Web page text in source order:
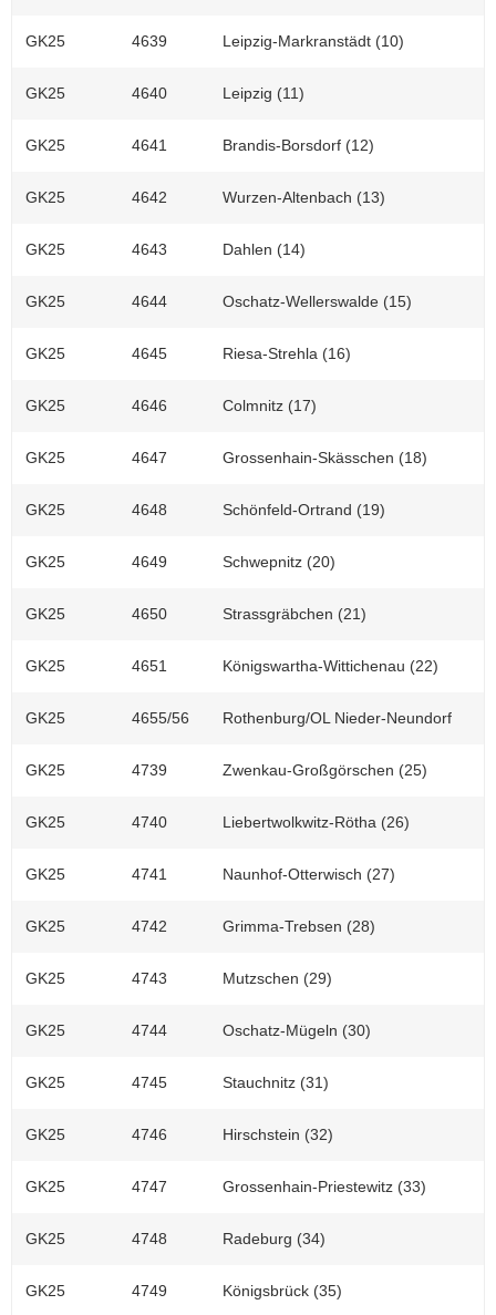
GK25 4639 Leipzig-Markranstädt (10)
GK25 4640 Leipzig (11)
GK25 4641 Brandis-Borsdorf (12)
GK25 4642 Wurzen-Altenbach (13)
GK25 4643 Dahlen (14)
GK25 4644 Oschatz-Wellerswalde (15)
GK25 4645 Riesa-Strehla (16)
GK25 4646 Colmnitz (17)
GK25 4647 Grossenhain-Skässchen (18)
GK25 4648 Schönfeld-Ortrand (19)
GK25 4649 Schwepnitz (20)
GK25 4650 Strassgräbchen (21)
GK25 4651 Königswartha-Wittichenau (22)
GK25 4655/56 Rothenburg/OL Nieder-Neundorf
GK25 4739 Zwenkau-Großgörschen (25)
GK25 4740 Liebertwolkwitz-Rötha (26)
GK25 4741 Naunhof-Otterwisch (27)
GK25 4742 Grimma-Trebsen (28)
GK25 4743 Mutzschen (29)
GK25 4744 Oschatz-Mügeln (30)
GK25 4745 Stauchnitz (31)
GK25 4746 Hirschstein (32)
GK25 4747 Grossenhain-Priestewitz (33)
GK25 4748 Radeburg (34)
GK25 4749 Königsbrück (35)